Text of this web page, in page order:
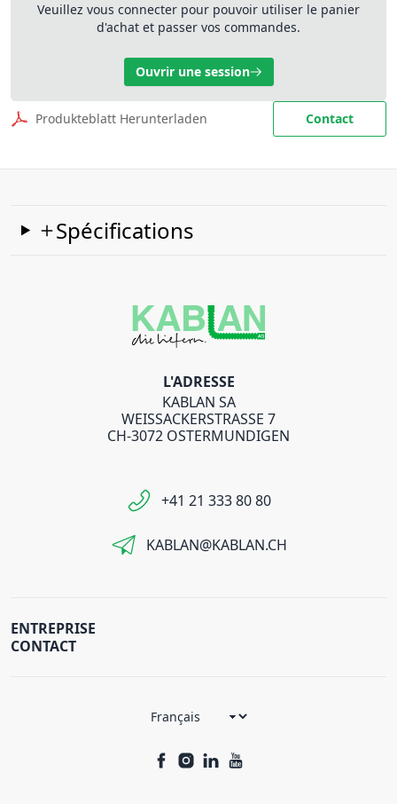
Veuillez vous connecter pour pouvoir utiliser le panier
d'achat et passer vos commandes.
Ouvrir une session
Produkteblatt Herunterladen Contact
Spécifications
L'ADRESSE
KABLAN SA
WEISSACKERSTRASSE 7
CH-3072 OSTERMUNDIGEN
+41 21 333 80 80
KABLAN@KABLAN.CH
ENTREPRISE
CONTACT